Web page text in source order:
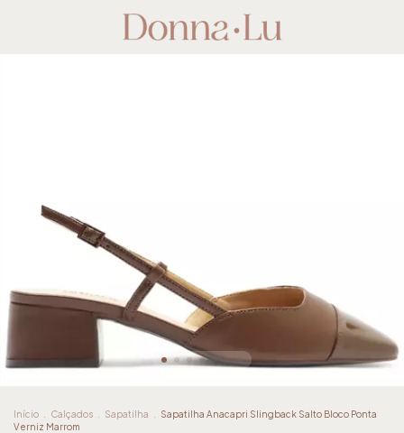
Início Calçados Sapatilha
Sapatilha Anacapri Slingback Salto Bloco Ponta
Verniz Marrom